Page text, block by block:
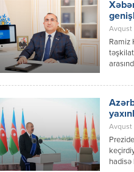
Avqust
Ramiz
Avqust
hadisə